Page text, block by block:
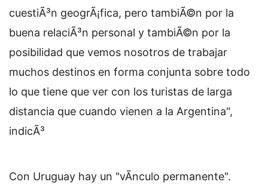
cuestiÃ³n geogrÃ¡fica, pero tambiÃ©n por la
buena relaciÃ³n personal y tambiÃ©n por la
posibilidad que vemos nosotros de trabajar
muchos destinos en forma conjunta sobre todo
lo que tiene que ver con los turistas de larga
distancia que cuando vienen a la Argentina",
indicÃ³
Con Uruguay hay un "vÃ­nculo permanente".